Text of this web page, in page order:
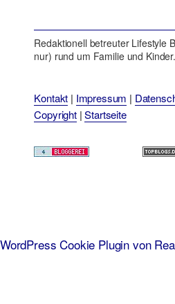
Redaktionell betreuter Lifestyle
nur) rund um Familie und Kinder.
Kontakt | Impressum |
Copyright|Startseite
WordPress Cookie Plugin von